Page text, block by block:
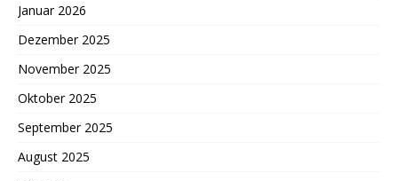
Januar 2026
Dezember 2025
November 2025
Oktober 2025
September 2025
August 2025